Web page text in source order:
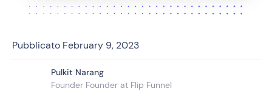
Pubblicato February 9, 2023
Pulkit Narang
Founder Founder at Flip Funnel